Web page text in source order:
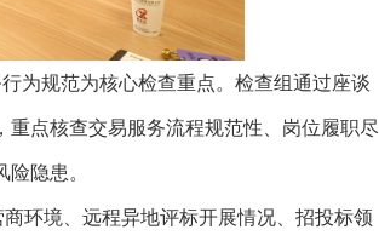
为规范为核心检查重点。检查组通过座谈
点核查交易服务流程规范性、岗位履职尽
隐患。
环境、远程异地评标开展情况、招投标领